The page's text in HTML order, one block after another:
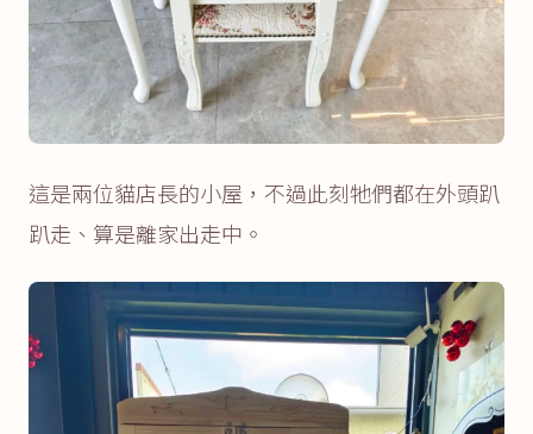
這是兩位貓店長的小屋，不過此刻牠們都在外頭趴
趴走、算是離家出走中。